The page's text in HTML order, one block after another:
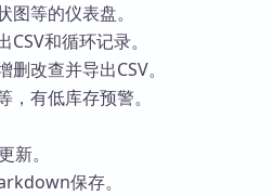
等的仪表盘。
和循环记录。
改查并导出CSV。
有低库存预警。
新。
保存。